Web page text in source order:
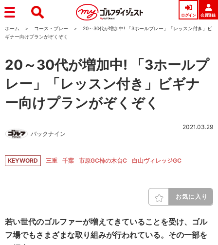
ログイン 会員登録
ホーム コース・プレー
20～30代が増加中! 「3ホールプレー」「レッスン付き」ビ
ギナー向けプランがぞくぞく
20～30代が増加中! 「3ホールプ
レー」「レッスン付き」ビギナ
ー向けプランがぞくぞく
バックナイン
2021.03.29
KEYWORD 三重 千葉 市原GC柿の木台C 白山ヴィレッジGC
お気に入り
若い世代のゴルファーが増えてきていることを受け、ゴル
フ場でもさまざまな取り組みが行われている。その一部を